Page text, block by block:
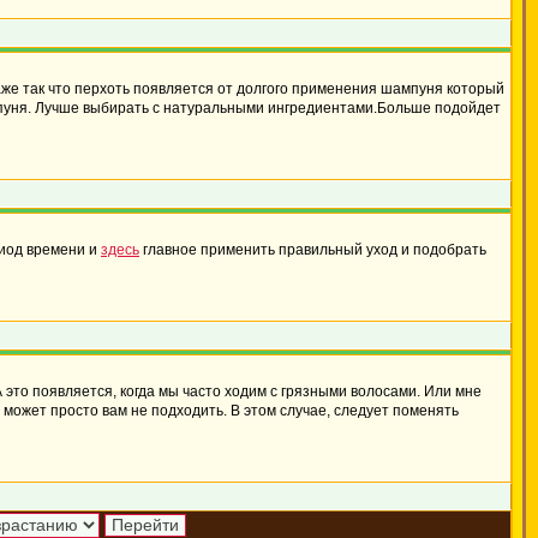
так что перхоть появляется от долгого применения шампуня который
Лучше выбирать с натуральными ингредиентами.Больше подойдет
времени и здесь главное применить правильный уход и подобрать
появляется, когда мы часто ходим с грязными волосами. Или мне
просто вам не подходить. В этом случае, следует поменять